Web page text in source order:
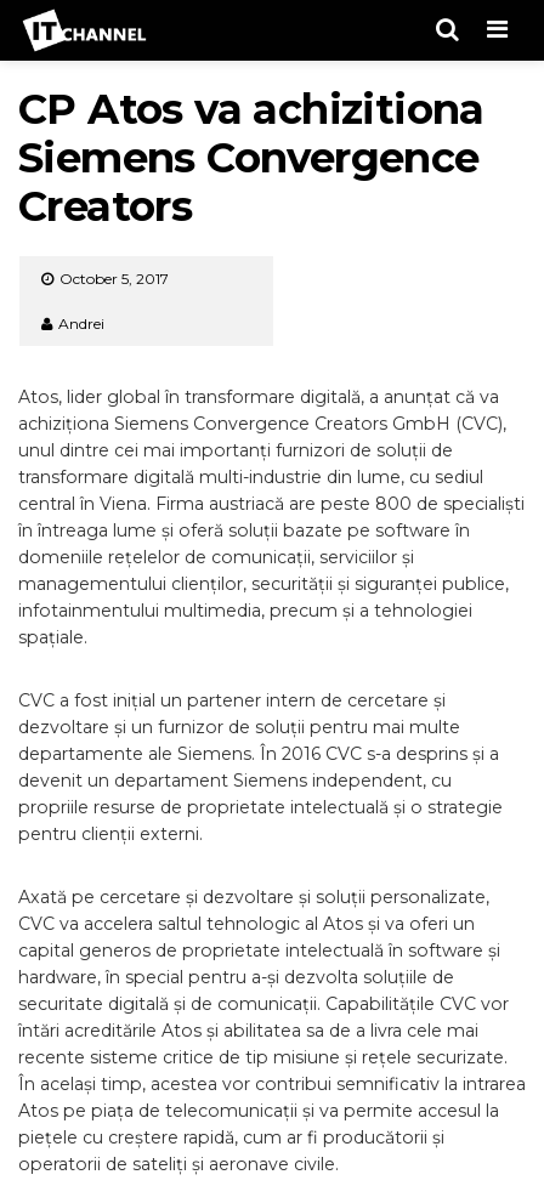
CP Atos va achizitiona
Siemens Convergence
Creators
October 5, 2017
Andrei
Atos, lider global în transformare digitală, a anunțat că va
achiziționa Siemens Convergence Creators GmbH (CVC),
unul dintre cei mai importanți furnizori de soluții de
transformare digitală multi-industrie din lume, cu sediul
central în Viena. Firma austriacă are peste 800 de specialiști
în întreaga lume și oferă soluții bazate pe software în
domeniile rețelelor de comunicații, serviciilor și
managementului clienților, securității și siguranței publice,
infotainmentului multimedia, precum și a tehnologiei
spațiale.
CVC a fost inițial un partener intern de cercetare și
dezvoltare și un furnizor de soluții pentru mai multe
departamente ale Siemens. În 2016 CVC s-a desprins și a
devenit un departament Siemens independent, cu
propriile resurse de proprietate intelectuală și o strategie
pentru clienții externi.
Axată pe cercetare și dezvoltare și soluții personalizate,
CVC va accelera saltul tehnologic al Atos și va oferi un
capital generos de proprietate intelectuală în software și
hardware, în special pentru a-și dezvolta soluțiile de
securitate digitală și de comunicații. Capabilitățile CVC vor
întări acreditările Atos și abilitatea sa de a livra cele mai
recente sisteme critice de tip misiune și rețele securizate.
În același timp, acestea vor contribui semnificativ la intrarea
Atos pe piața de telecomunicații și va permite accesul la
piețele cu creștere rapidă, cum ar fi producătorii și
operatorii de sateliți și aeronave civile.